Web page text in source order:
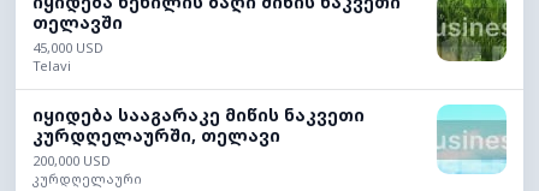
თელავში
45,000 USD
Telavi
იყიდება სააგარაკე მიწის ნაკვეთი
კურდღელაურში, თელავი
200,000 USD
კურდღელაური